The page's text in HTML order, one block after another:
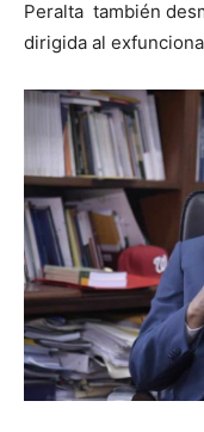
Peralta también
dirigida al